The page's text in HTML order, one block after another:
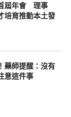
屆年會 理事
培育推動本土發
藥師提醒：沒有
意這件事